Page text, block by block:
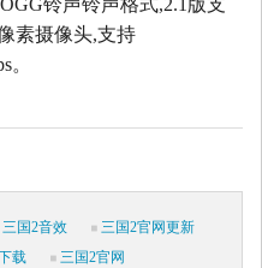
铃声铃声格式,2.1版支
素摄像头,支持
三国2音效
三国2官网更新
载
三国2官网